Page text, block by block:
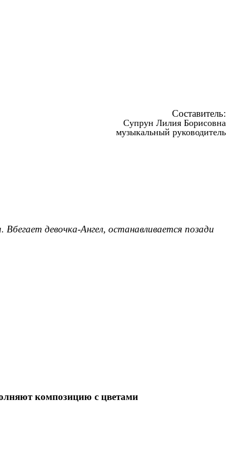
Супрун Лилия Борисовна
музыкальный руководитель
девочка-Ангел, останавливается позади
композицию с цветами